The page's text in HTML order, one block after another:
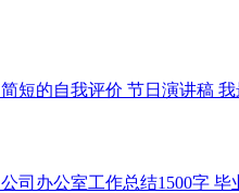
简短的自我评价 节日演讲稿 我
公司办公室工作总结1500字 毕